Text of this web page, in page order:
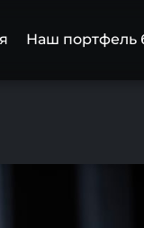
Наш портфель